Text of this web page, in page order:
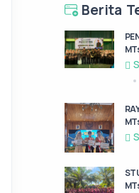
Berita
DI